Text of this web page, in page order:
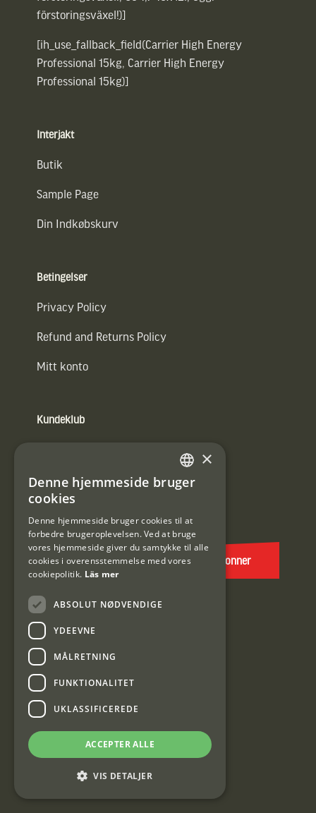
förstoringsväxel!)]
[ih_use_fallback_field(Carrier High Energy
Professional 15kg, Carrier High Energy
Professional 15kg)]
Interjakt
Butik
Sample Page
Din Indkøbskurv
Betingelser
Privacy Policy
Refund and Returns Policy
Mitt konto
Kundeklub
E-
post
(Påkrævet)
Abonner
Interjakt DK
Interjakt Sweden AB, Årjäng
Org: 553222-3915
SWEDISH
×
Denne hjemmeside bruger
cookies
Denne hjemmeside bruger cookies til at
forbedre brugeroplevelsen. Ved at bruge
vores hjemmeside giver du samtykke til alle
cookies i overensstemmelse med vores
cookiepolitik. Läs mer
ABSOLUT NØDVENDIGE
YDEEVNE
MÅLRETNING
FUNKTIONALITET
UKLASSIFICEREDE
ACCEPTER ALLE
VIS DETALJER